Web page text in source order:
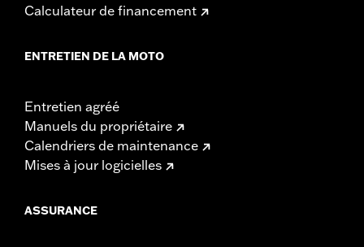
Calculateur de financement
ENTRETIEN DE LA MOTO
Entretien agréé
Manuels du propriétaire
Calendriers de maintenance
Mises à jour logicielles
ASSURANCE